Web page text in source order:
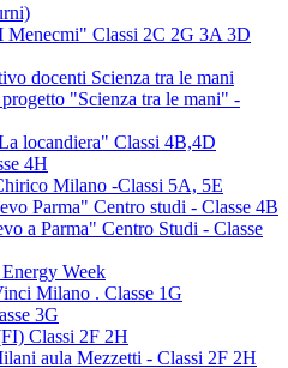
Menecmi" Classi 2C 2G 3A 3D
docenti Scienza tra le mani
"Scienza tra le mani" -
locandiera" Classi 4B,4D
4H
Milano -Classi 5A, 5E
Parma" Centro studi - Classe 4B
a Parma" Centro Studi - Classe
Week
Milano . Classe 1G
3G
Classi 2F 2H
aula Mezzetti - Classi 2F 2H